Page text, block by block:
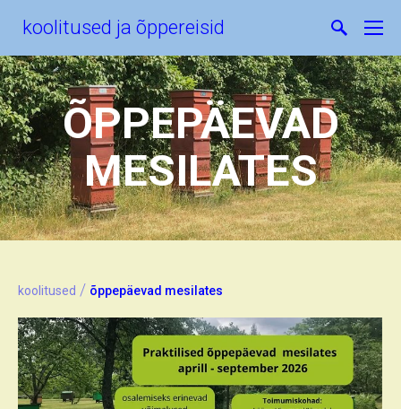
koolitused ja õppereisid
ÕPPEPÄEVAD
MESILATES
koolitused / õppepäevad mesilates